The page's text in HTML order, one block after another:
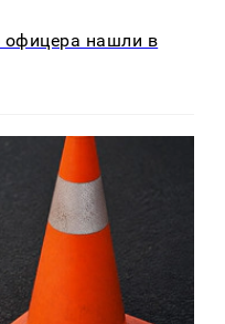
офицера нашли в